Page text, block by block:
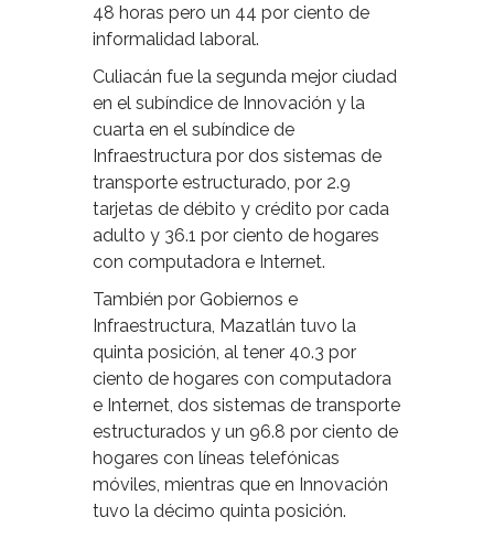
48 horas pero un 44 por ciento de
informalidad laboral.
Culiacán fue la segunda mejor ciudad
en el subíndice de Innovación y la
cuarta en el subíndice de
Infraestructura por dos sistemas de
transporte estructurado, por 2.9
tarjetas de débito y crédito por cada
adulto y 36.1 por ciento de hogares
con computadora e Internet.
También por Gobiernos e
Infraestructura, Mazatlán tuvo la
quinta posición, al tener 40.3 por
ciento de hogares con computadora
e Internet, dos sistemas de transporte
estructurados y un 96.8 por ciento de
hogares con líneas telefónicas
móviles, mientras que en Innovación
tuvo la décimo quinta posición.